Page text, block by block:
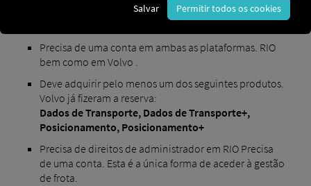
Precisa de uma conta em ambas as plataformas. RIO
bem como em Volvo .
Deve adquirir pelo menos um dos seguintes produtos.
Volvo já fizeram a reserva:
Dados de Transporte, Dados de Transporte+,
Posicionamento, Posicionamento+
Precisa de direitos de administrador em RIO Precisa
de uma conta. Esta é a única forma de aceder à gestão
de frota.
Salvar Permitir todos os cookies